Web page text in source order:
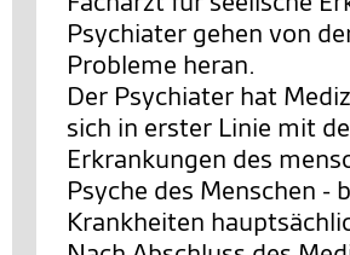
Psychiater gehen von
Probleme heran.
Der Psychiater hat
sich in erster Linie mit
Erkrankungen des
Psyche des Menschen -
Krankheiten